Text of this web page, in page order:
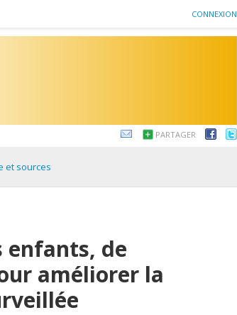
CONNEXION
PARTAGER
et sources
enfants, de
améliorer la